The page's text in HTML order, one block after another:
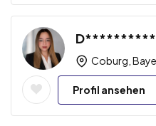
Coburg,
Profil ansehen